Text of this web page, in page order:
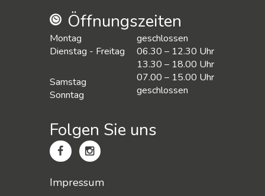
Öffnungszeiten
Montag
Dienstag - Freitag
Samstag
Sonntag
geschlossen
06.30 – 12.30 Uhr
13.30 – 18.00 Uhr
07.00 – 15.00 Uhr
geschlossen
Folgen Sie uns
Impressum